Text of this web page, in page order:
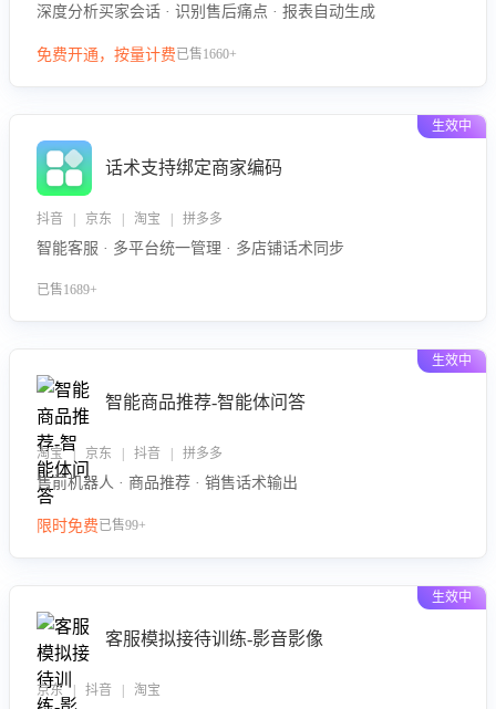
深度分析买家会话 · 识别售后痛点 · 报表自动生成
免费开通，按量计费已售1660+
生效中
话术支持绑定商家编码
抖音 | 京东 | 淘宝 | 拼多多
智能客服 · 多平台统一管理 · 多店铺话术同步
已售1689+
生效中
智能商品推荐-智能体问答
淘宝 | 京东 | 抖音 | 拼多多
售前机器人 · 商品推荐 · 销售话术输出
限时免费已售99+
生效中
客服模拟接待训练-影音影像
京东 | 抖音 | 淘宝